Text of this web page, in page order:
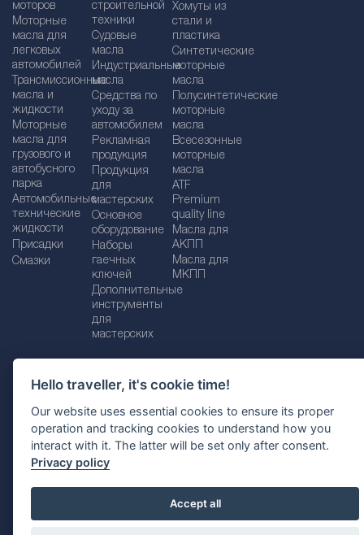
Hello traveller, it's cookie time!
Our website uses essential cookies to ensure its proper
operation and tracking cookies to understand how you
interact with it. The latter will be set only after consent.
Privacy policy
Accept all
моторов
Моторные
масла для
легковых
автомобилей
Трансмиссионные
масла и
жидкости
Моторные
масла для
грузового и
автобусного
парка
Автомобильные
технические
жидкости
Присадки
Смазки
строительной
техники
Судовые
масла
Индустриальные
масла
Средства по
уходу за
автомобилем
Рекламная
продукция
Продукция
для
мастерских
Основное
оборудование
Наборы
гаечных
ключей
Дополнительные
инструменты
для
мастерских
Хомуты из
стали и
пластика
Синтетические
моторные
масла
Полусинтетические
моторные
масла
Bсесезонные
моторные
масла
ATF
Premium
quality line
Масла для
АКПП
Масла для
МКПП
Политика конфиденциальности
Политика файлов Cookie